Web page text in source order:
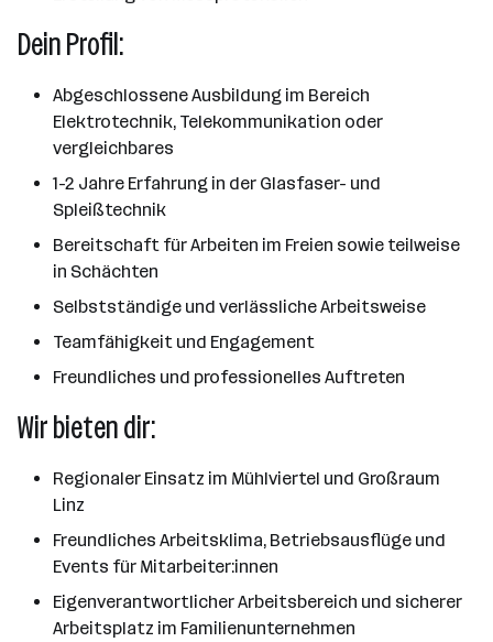
Dein Profil:
Abgeschlossene Ausbildung im Bereich
Elektrotechnik, Telekommunikation oder
vergleichbares
1-2 Jahre Erfahrung in der Glasfaser- und
Spleißtechnik
Bereitschaft für Arbeiten im Freien sowie teilweise
in Schächten
Selbstständige und verlässliche Arbeitsweise
Teamfähigkeit und Engagement
Freundliches und professionelles Auftreten
Wir bieten dir:
Regionaler Einsatz im Mühlviertel und Großraum
Linz
Freundliches Arbeitsklima, Betriebsausflüge und
Events für Mitarbeiter:innen
Eigenverantwortlicher Arbeitsbereich und sicherer
Arbeitsplatz im Familienunternehmen